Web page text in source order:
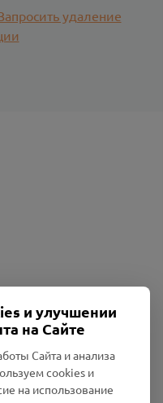
удаление
и улучшении
на Сайте
Сайта и анализа
cookies и
на использование